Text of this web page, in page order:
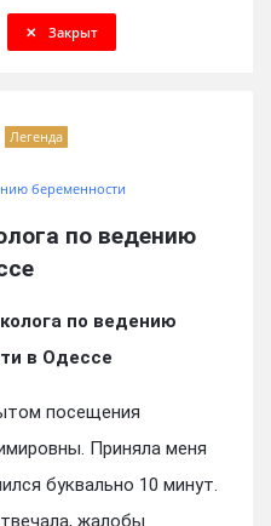
Закрыт
Легенда
беременности
по ведению
по ведению
в Одессе
посещения
Приняла меня
буквально 10 минут.
жалобы